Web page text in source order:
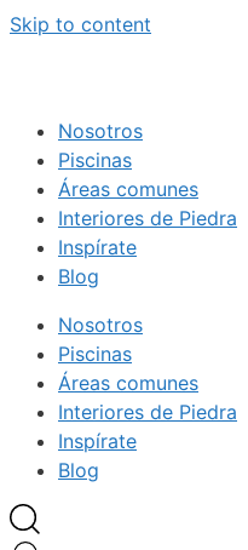
Skip to content
Nosotros
Piscinas
Áreas comunes
Interiores de Piedra
Inspírate
Blog
Nosotros
Piscinas
Áreas comunes
Interiores de Piedra
Inspírate
Blog